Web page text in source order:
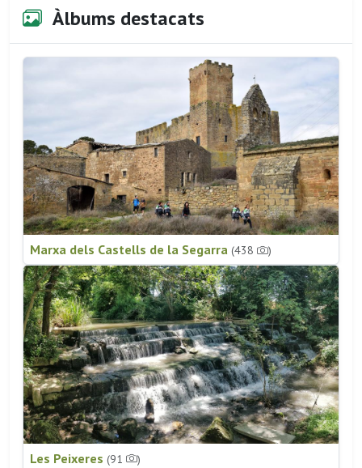
Àlbums destacats
Marxa dels Castells de la Segarra (438 )
Les Peixeres (91 )